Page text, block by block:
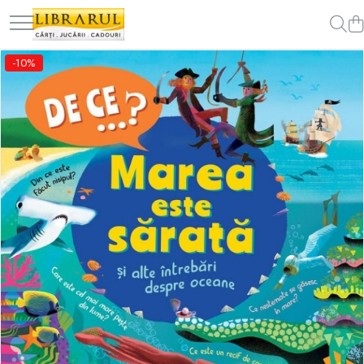
Toate Produsele
CARTI
Arta, arhitectura si fotografie
Arhitectura
Fotografie
Istoria artei
Pictura si desen
Biografii si memorii
Biografii
Memorii si jurnale
Teorie si critica literara
Business, economie, finante
Economie
Finante si investitii
-10%